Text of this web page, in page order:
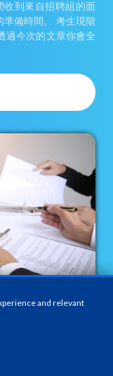
收到來自招聘組的面
備時間。 考生現階
過今次的文章你會全
and relevant